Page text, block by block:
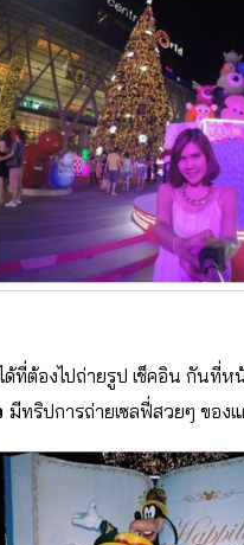
ต้องไปถ่ายรูป เช็คอิน กันที่ห
มีทริปการถ่ายเซลฟี่สวยๆ ของ